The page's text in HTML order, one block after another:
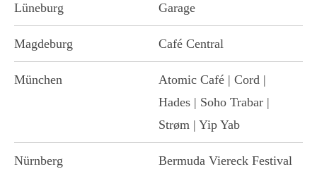
Lüneburg Garage
Magdeburg Café Central
München
Atomic Café | Cord |
Hades | Soho Trabar |
Strøm | Yip Yab
Nürnberg
Bermuda Viereck Festival